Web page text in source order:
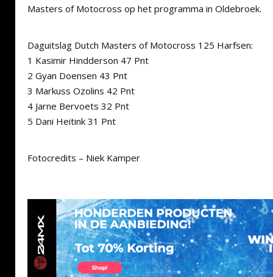
Masters of Motocross op het programma in Oldebroek.
Daguitslag Dutch Masters of Motocross 125 Harfsen:
1 Kasimir Hindderson 47 Pnt
2 Gyan Doensen 43 Pnt
3 Markuss Ozolins 42 Pnt
4 Jarne Bervoets 32 Pnt
5 Dani Heitink 31 Pnt
Fotocredits – Niek Kamper